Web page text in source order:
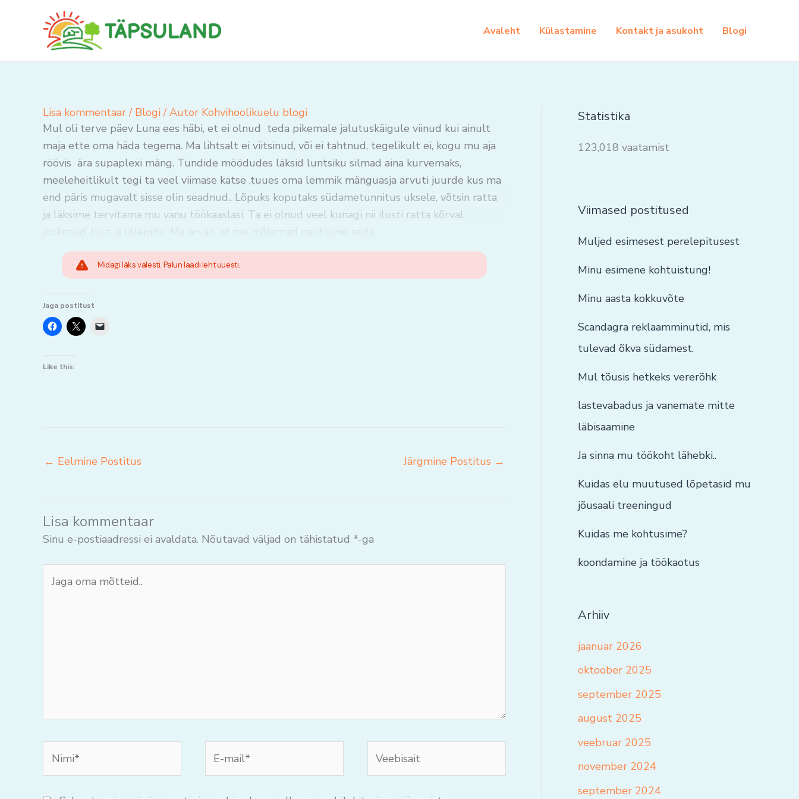
Avaleht Külastamine Kontakt ja asukoht Blogi
Lisa kommentaar / Blogi/ Autor Kohvihoolikuelu blogi
Mul oli terve päev Luna ees häbi, et ei olnud teda pikemale jalutuskäigule viinud kui ainult
maja ette oma häda tegema. Ma lihtsalt ei viitsinud, või ei tahtnud, tegelikult ei, kogu mu aja
röövis ära supaplexi mäng. Tundide möödudes läksid luntsiku silmad aina kurvemaks,
meeleheitlikult tegi ta veel viimase katse ,tuues oma lemmik mänguasja arvuti juurde kus ma
end päris mugavalt sisse olin seadnud.. Lõpuks koputaks südametunnitus uksele, võtsin ratta
ja läksime tervitama mu vanu töökaaslasi. Ta ei olnud veel kunagi nii ilusti ratta kõrval
Midagi läks valesti. Palun laadi leht uuesti.
Jaga postitust
Like this:
← Eelmine Postitus Järgmine Postitus →
Lisa kommentaar
Sinu e-postiaadressi ei avaldata. Nõutavad väljad on tähistatud *-ga
oma
mail*
Statistika
123,018 vaatamist
Viimased postitused
Muljed esimesest perelepitusest
Minu esimene kohtuistung!
Minu aasta kokkuvõte
Scandagra reklaamminutid, mis
tulevad õkva südamest.
Mul tõusis hetkeks vererõhk
lastevabadus ja vanemate mitte
läbisaamine
Ja sinna mu töökoht lähebki..
Kuidas elu muutused lõpetasid mu
jõusaali treeningud
Kuidas me kohtusime?
koondamine ja töökaotus
Arhiiv
jaanuar 2026
oktoober 2025
september 2025
august 2025
veebruar 2025
november 2024
september 2024